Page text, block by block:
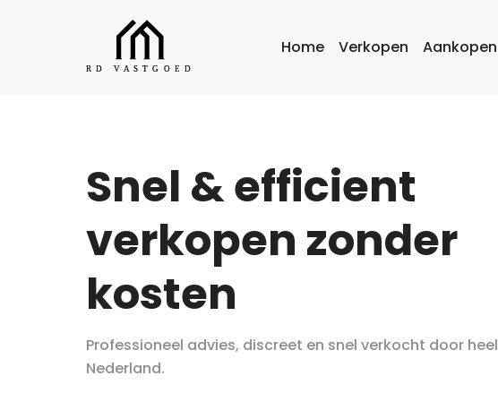
Home Verkopen Aankopen
Snel & efficient
verkopen zonder
kosten
Professioneel advies, discreet en snel verkocht door heel
Nederland.